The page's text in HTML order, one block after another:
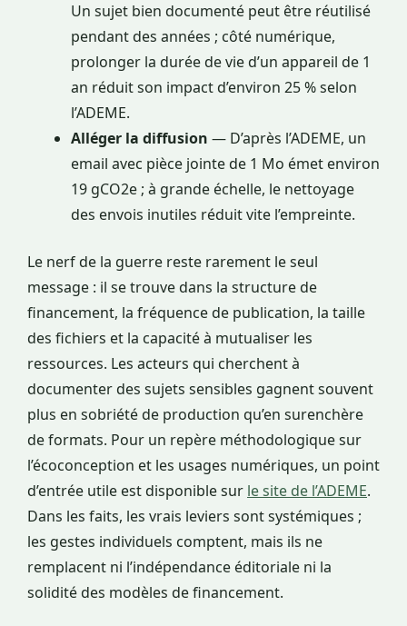
Un sujet bien documenté peut être réutilisé
pendant des années ; côté numérique,
prolonger la durée de vie d’un appareil de 1
an réduit son impact d’environ 25 % selon
l’ADEME.
Alléger la diffusion — D’après l’ADEME, un
email avec pièce jointe de 1 Mo émet environ
19 gCO2e ; à grande échelle, le nettoyage
des envois inutiles réduit vite l’empreinte.
Le nerf de la guerre reste rarement le seul
message : il se trouve dans la structure de
financement, la fréquence de publication, la taille
des fichiers et la capacité à mutualiser les
ressources. Les acteurs qui cherchent à
documenter des sujets sensibles gagnent souvent
plus en sobriété de production qu’en surenchère
de formats. Pour un repère méthodologique sur
l’écoconception et les usages numériques, un point
d’entrée utile est disponible sur le site de l’ADEME.
Dans les faits, les vrais leviers sont systémiques ;
les gestes individuels comptent, mais ils ne
remplacent ni l’indépendance éditoriale ni la
solidité des modèles de financement.